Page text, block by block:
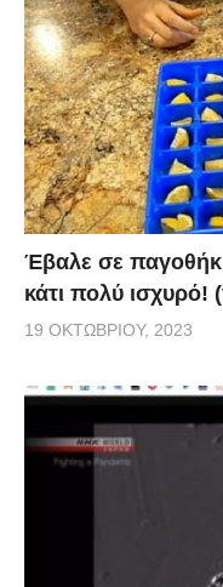
Έβαλε σε παγοθήκη
κάτι πολύ ισχυρό!
19 ΟΚΤΩΒΡΊΟΥ, 2023